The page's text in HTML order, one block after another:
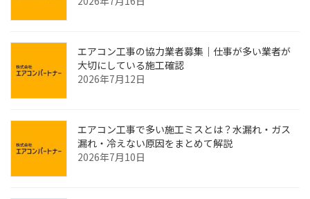
エアコン工事の協力業者募集｜仕事が多い業者が
大切にしている施工確認
2026年7月12日
エアコン工事で多い施工ミスとは？水漏れ・ガス
漏れ・冷えない原因をまとめて解説
2026年7月10日